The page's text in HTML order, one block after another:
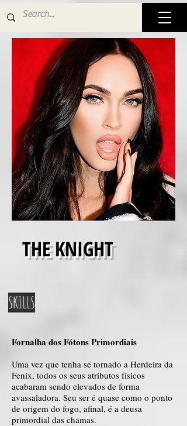
THE KNIGHT
SKILLS
Fornalha dos Fótons Primordiais
Uma vez que tenha se tornado a Herdeira da
Fenix, todos os seus atributos físicos
acabaram sendo elevados de forma
avassaladora. Seu ser é quase como o ponto
de origem do fogo, afinal, é a deusa
primordial das chamas.